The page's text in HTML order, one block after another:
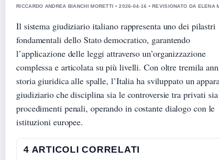
RICCARDO ANDREA BIANCHI MORETTI • 2026-04-16 • REVISIONATO DA ELENA
Il sistema giudiziario italiano rappresenta uno dei pilastri
fondamentali dello Stato democratico, garantendo
l’applicazione delle leggi attraverso un’organizzazione
complessa e articolata su più livelli. Con oltre tremila
storia giuridica alle spalle, l’Italia ha sviluppato un
giudiziario che disciplina sia le controversie tra privati
procedimenti penali, operando in costante dialogo con le
istituzioni europee.
4 ARTICOLI CORRELATI